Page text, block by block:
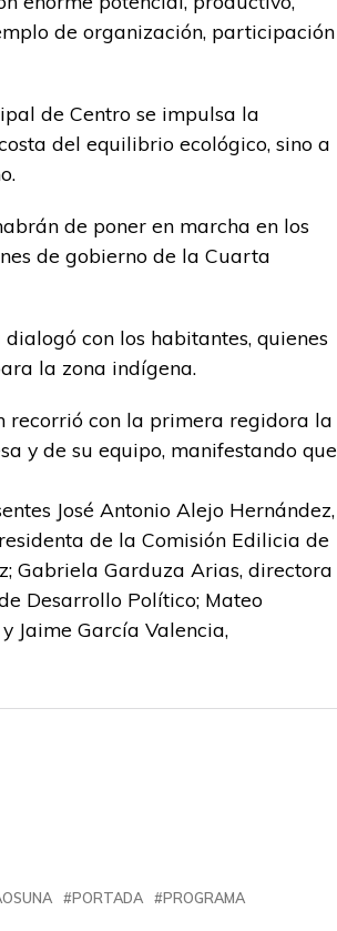
de organización, participación
de Centro se impulsa la
del equilibrio ecológico, sino a
de poner en marcha en los
de gobierno de la Cuarta
con los habitantes, quienes
la zona indígena.
recorrió con la primera regidora la
y de su equipo, manifestando que
José Antonio Alejo Hernández,
de la Comisión Edilicia de
Gabriela Garduza Arias, directora
Desarrollo Político; Mateo
Jaime García Valencia,
PORTADA PROGRAMA